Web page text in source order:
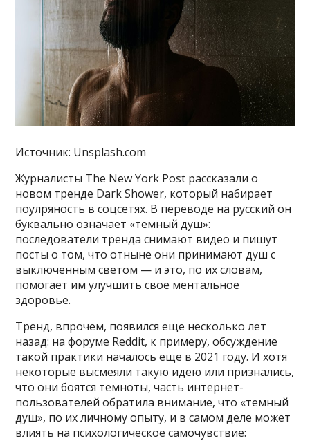
Источник: Unsplash.com
Журналисты The New York Post рассказали о
новом тренде Dark Shower, который набирает
поулряность в соцсетях. В переводе на русский он
буквально означает «темный душ»:
последователи тренда снимают видео и пишут
посты о том, что отныне они принимают душ с
выключенным светом — и это, по их словам,
помогает им улучшить свое ментальное
здоровье.
Тренд, впрочем, появился еще несколько лет
назад: на форуме Reddit, к примеру, обсуждение
такой практики началось еще в 2021 году. И хотя
некоторые высмеяли такую идею или признались,
что они боятся темноты, часть интернет-
пользователей обратила внимание, что «темный
душ», по их личному опыту, и в самом деле может
влиять на психологическое самочувствие: